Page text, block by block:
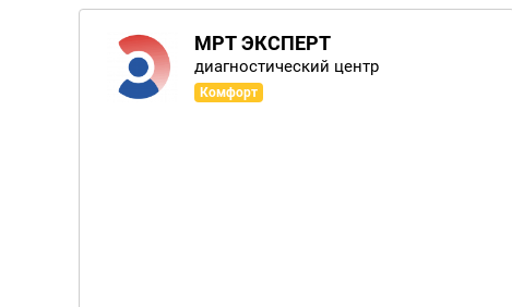
МРТ ЭКСПЕРТ
диагностический центр
Комфорт